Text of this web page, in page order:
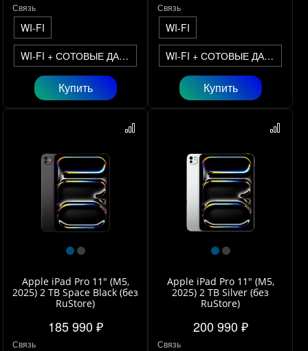
Связь
WI-FI
WI-FI + СОТОВЫЕ ДАННЫЕ
Купить
Связь
WI-FI
WI-FI + СОТОВЫЕ ДАННЫЕ
Купить
Apple iPad Pro 11" (M5,
2025) 2 TB Space Black (без
RuStore)
185 990 ₽
Связь
Apple iPad Pro 11" (M5,
2025) 2 TB Silver (без
RuStore)
200 990 ₽
Связь